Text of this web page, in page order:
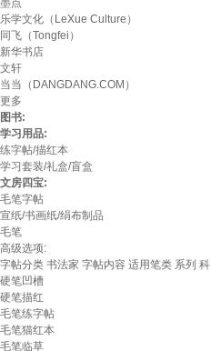
墨点
乐学文化（LeXue Culture）
同飞（Tongfei）
新华书店
文轩
当当（DANGDANG.COM）
更多
图书:
学习用品:
练字帖/描红本
学习套装/礼盒/盲盒
文房四宝:
毛笔字帖
宣纸/书画纸/绢布制品
毛笔
高级选项:
字帖分类 书法家 字帖内容 适用笔类 系列 科
硬笔凹槽
硬笔描红
毛笔练字帖
毛笔猫红本
毛笔临草